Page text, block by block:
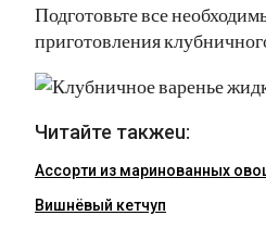
Подготовьте все
приготовления
Читайте такжеu:
Ассорти из маринованных
Вишнёвый кетчуп